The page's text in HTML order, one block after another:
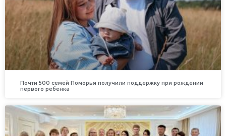
Почти 500 семей Поморья получили поддержку при рождении
первого ребенка